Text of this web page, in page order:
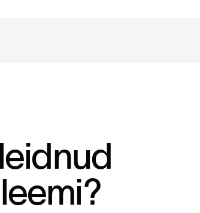
leidnud
leemi?